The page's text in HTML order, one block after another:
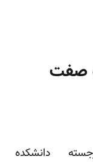
صفت
دانشکده